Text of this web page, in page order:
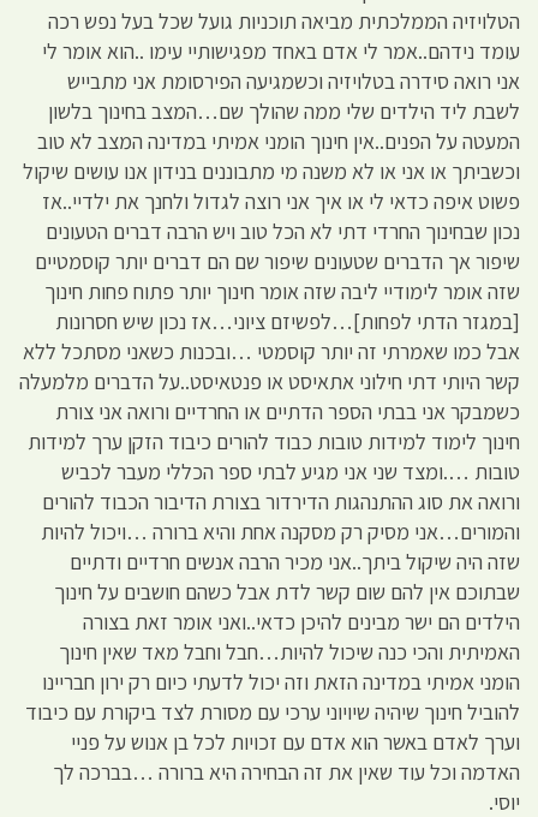
הטלויזיה הממלכתית מביאה תוכניות גועל שכל בעל נפש רכה
עומד נידהם..אמר לי אדם באחד מפגישותיי עימו ..הוא אומר לי
אני רואה סידרה בטלויזיה וכשמגיעה הפירסומת אני מתבייש
לשבת ליד הילדים שלי ממה שהולך שם…המצב בחינוך בלשון
המעטה על הפנים..אין חינוך הומני אמיתי במדינה המצב לא טוב
וכשביתך או אני או לא משנה מי מתבוננים בנידון אנו עושים שיקול
פשוט איפה כדאי לי או איך אני רוצה לגדול ולחנך את ילדיי..אז
נכון שבחינוך החרדי דתי לא הכל טוב ויש הרבה דברים הטעונים
שיפור אך הדברים שטעונים שיפור שם הם דברים יותר קוסמטיים
שזה אומר לימודיי ליבה שזה אומר חינוך יותר פתוח פחות חינוך
[במגזר הדתי לפחות]…לפשיזם ציוני…אז נכון שיש חסרונות
אבל כמו שאמרתי זה יותר קוסמטי …ובכנות כשאני מסתכל ללא
קשר היותי דתי חילוני אתאיסט או פנטאיסט..על הדברים מלמעלה
כשמבקר אני בבתי הספר הדתיים או החרדיים ורואה אני צורת
חינוך לימוד למידות טובות כבוד להורים כיבוד הזקן ערך למידות
טובות ….ומצד שני אני מגיע לבתי ספר הכללי מעבר לכביש
ורואה את סוג ההתנהגות הדירדור בצורת הדיבור הכבוד להורים
והמורים…אני מסיק רק מסקנה אחת והיא ברורה …ויכול להיות
שזה היה שיקול ביתך..אני מכיר הרבה אנשים חרדיים ודתיים
שבתוכם אין להם שום קשר לדת אבל כשהם חושבים על חינוך
הילדים הם ישר מבינים להיכן כדאי..ואני אומר זאת בצורה
האמיתית והכי כנה שיכול להיות…חבל וחבל מאד שאין חינוך
הומני אמיתי במדינה הזאת וזה יכול לדעתי כיום רק ירון חבריינו
להוביל חינוך שיהיה שיויוני ערכי עם מסורת לצד ביקורת עם כיבוד
וערך לאדם באשר הוא אדם עם זכויות לכל בן אנוש על פניי
האדמה וכל עוד שאין את זה הבחירה היא ברורה …בברכה לך
יוסי.